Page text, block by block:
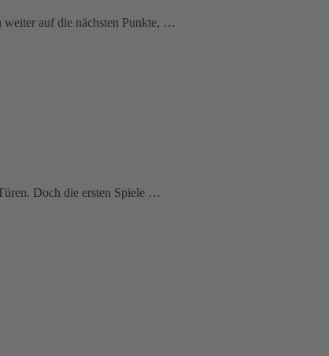
weiter auf die nächsten Punkte, …
Doch die ersten Spiele …